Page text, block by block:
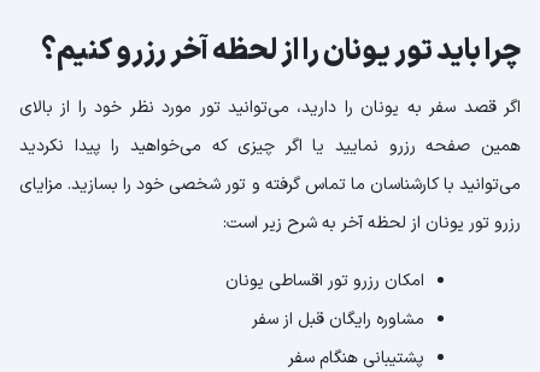
چرا باید تور یونان را از لحظه آخر رزرو کنیم؟
اگر قصد سفر به یونان را دارید، می‌توانید تور مورد نظر خود را از بالای
همین صفحه رزرو نمایید یا اگر چیزی که می‌خواهید را پیدا نکردید
می‌توانید با کارشناسان ما تماس گرفته و تور شخصی خود را بسازید. مزایای
رزرو تور یونان از لحظه آخر به شرح زیر است:
امکان رزرو تور اقساطی یونان
مشاوره رایگان قبل از سفر
پشتیبانی هنگام سفر